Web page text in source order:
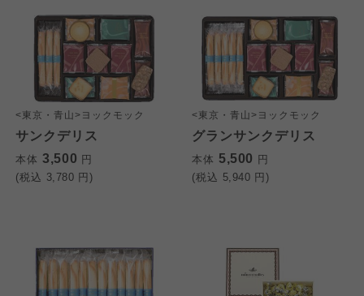
<東京・青山>ヨックモック
サンクデリス
本体 3,500 円
(税込 3,780 円)
<東京・青山>ヨックモック
グランサンクデリス
本体 5,500 円
(税込 5,940 円)